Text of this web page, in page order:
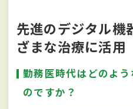
先進のデジタル機
ざまな治療に活用
勤務医時代はどのよ
のですか？